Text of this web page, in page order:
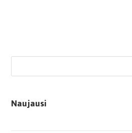
Naujausi